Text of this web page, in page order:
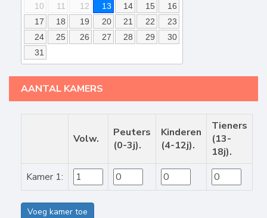
10
11 12 13 14 15
16
17
18 19 20 21 22
23
24
25 26 27 28 29
30
31
AANTAL KAMERS
Volw.
Peuters
(0-3j).
Kinderen
(4-12j).
Tieners
(13-
18j).
Kamer 1:
Voeg kamer toe